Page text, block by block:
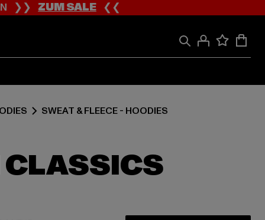
❯❯ZUM SALE❮❮
SWEAT & FLEECE - HOODIES